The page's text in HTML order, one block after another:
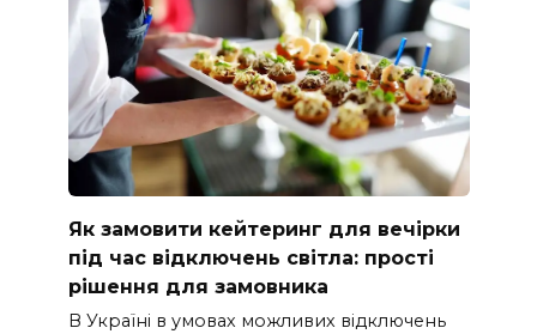
Як замовити кейтеринг для вечірки
під час відключень світла: прості
рішення для замовника
В Україні в умовах можливих відключень